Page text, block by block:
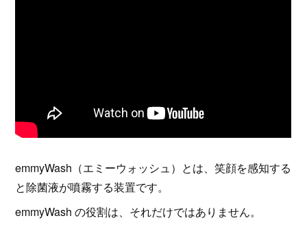
emmyWash（エミーウォッシュ）とは、笑顔を感知する
と除菌液が噴霧する装置です。
emmyWash の役割は、それだけではありません。